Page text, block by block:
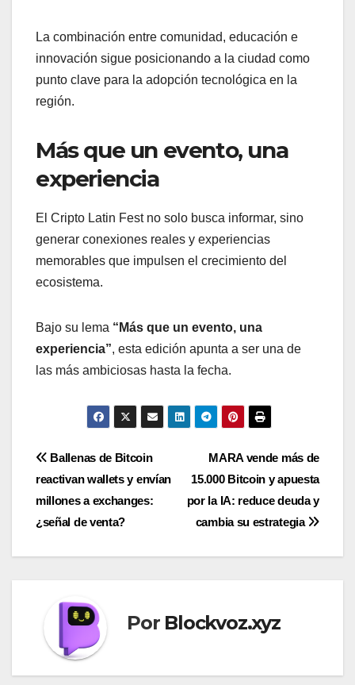
La combinación entre comunidad, educación e
innovación sigue posicionando a la ciudad como
punto clave para la adopción tecnológica en la
región.
Más que un evento, una
experiencia
El Cripto Latin Fest no solo busca informar, sino
generar conexiones reales y experiencias
memorables que impulsen el crecimiento del
ecosistema.
Bajo su lema “Más que un evento, una
experiencia”, esta edición apunta a ser una de
las más ambiciosas hasta la fecha.
Navegación
de
entradas
MARA vende más de
15.000 Bitcoin y apuesta
por la IA: reduce deuda y
cambia su estrategia
Ballenas de Bitcoin
reactivan wallets y envían
millones a exchanges:
¿señal de venta?
Por Blockvoz.xyz